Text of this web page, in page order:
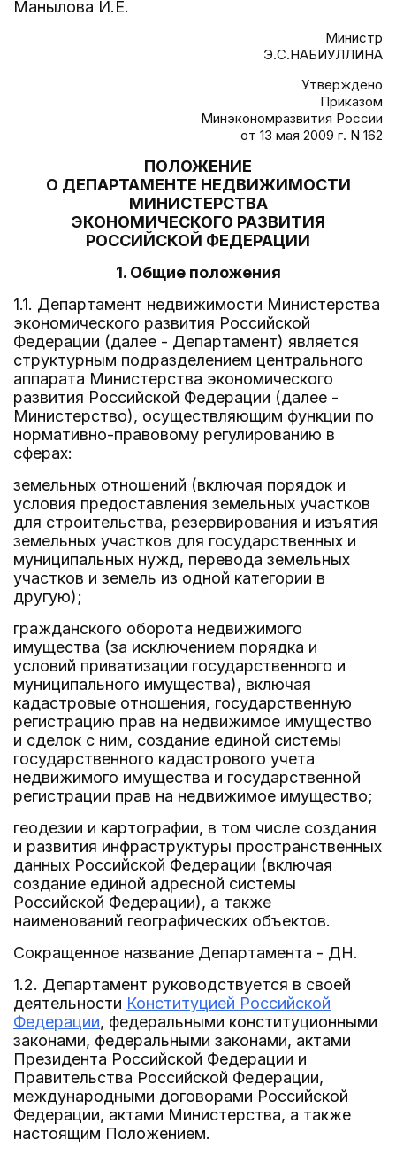
Манылова И.Е.
Министр
Э.С.НАБИУЛЛИНА
Утверждено
Приказом
Минэкономразвития России
от 13 мая 2009 г. N 162
ПОЛОЖЕНИЕ
О ДЕПАРТАМЕНТЕ НЕДВИЖИМОСТИ
МИНИСТЕРСТВА
ЭКОНОМИЧЕСКОГО РАЗВИТИЯ
РОССИЙСКОЙ ФЕДЕРАЦИИ
1. Общие положения
1.1. Департамент недвижимости Министерства
экономического развития Российской
Федерации (далее - Департамент) является
структурным подразделением центрального
аппарата Министерства экономического
развития Российской Федерации (далее -
Министерство), осуществляющим функции по
нормативно-правовому регулированию в
сферах:
земельных отношений (включая порядок и
условия предоставления земельных участков
для строительства, резервирования и изъятия
земельных участков для государственных и
муниципальных нужд, перевода земельных
участков и земель из одной категории в
другую);
гражданского оборота недвижимого
имущества (за исключением порядка и
условий приватизации государственного и
муниципального имущества), включая
кадастровые отношения, государственную
регистрацию прав на недвижимое имущество
и сделок с ним, создание единой системы
государственного кадастрового учета
недвижимого имущества и государственной
регистрации прав на недвижимое имущество;
геодезии и картографии, в том числе создания
и развития инфраструктуры пространственных
данных Российской Федерации (включая
создание единой адресной системы
Российской Федерации), а также
наименований географических объектов.
Сокращенное название Департамента - ДН.
1.2. Департамент руководствуется в своей
деятельности Конституцией Российской
Федерации, федеральными конституционными
законами, федеральными законами, актами
Президента Российской Федерации и
Правительства Российской Федерации,
международными договорами Российской
Федерации, актами Министерства, а также
настоящим Положением.